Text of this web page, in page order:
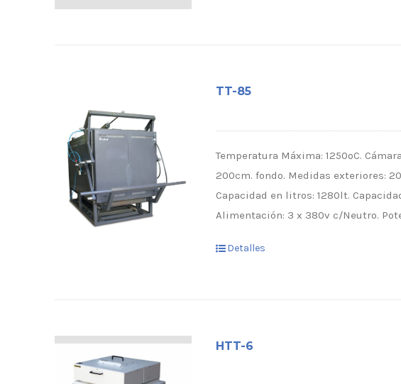
TT-85
Temperatura Máxima: 1250ºC.
200cm. fondo. Medidas exteriores:
Capacidad en litros: 1280lt.
Alimentación: 3 x 380v c/Neutro.
Detalles
HTT-6